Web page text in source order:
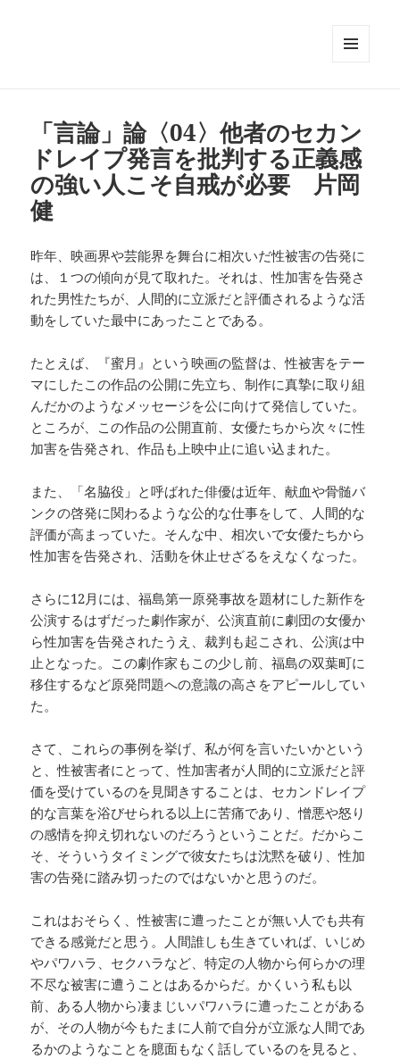
「言論」論〈04〉他者のセカン
ドレイプ発言を批判する正義感
の強い人こそ自戒が必要 片岡
健
昨年、映画界や芸能界を舞台に相次いだ性被害の告発に
は、１つの傾向が見て取れた。それは、性加害を告発さ
れた男性たちが、人間的に立派だと評価されるような活
動をしていた最中にあったことである。
たとえば、『蜜月』という映画の監督は、性被害をテー
マにしたこの作品の公開に先立ち、制作に真摯に取り組
んだかのようなメッセージを公に向けて発信していた。
ところが、この作品の公開直前、女優たちから次々に性
加害を告発され、作品も上映中止に追い込まれた。
また、「名脇役」と呼ばれた俳優は近年、献血や骨髄バ
ンクの啓発に関わるような公的な仕事をして、人間的な
評価が高まっていた。そんな中、相次いで女優たちから
性加害を告発され、活動を休止せざるをえなくなった。
さらに12月には、福島第一原発事故を題材にした新作を
公演するはずだった劇作家が、公演直前に劇団の女優か
ら性加害を告発されたうえ、裁判も起こされ、公演は中
止となった。この劇作家もこの少し前、福島の双葉町に
移住するなど原発問題への意識の高さをアピールしてい
た。
さて、これらの事例を挙げ、私が何を言いたいかという
と、性被害者にとって、性加害者が人間的に立派だと評
価を受けているのを見聞きすることは、セカンドレイプ
的な言葉を浴びせられる以上に苦痛であり、憎悪や怒り
の感情を抑え切れないのだろうということだ。だからこ
そ、そういうタイミングで彼女たちは沈黙を破り、性加
害の告発に踏み切ったのではないかと思うのだ。
これはおそらく、性被害に遭ったことが無い人でも共有
できる感覚だと思う。人間誰しも生きていれば、いじめ
やパワハラ、セクハラなど、特定の人物から何らかの理
不尽な被害に遭うことはあるからだ。かくいう私も以
前、ある人物から凄まじいパワハラに遭ったことがある
が、その人物が今もたまに人前で自分が立派な人間であ
るかのようなことを臆面もなく話しているのを見ると、